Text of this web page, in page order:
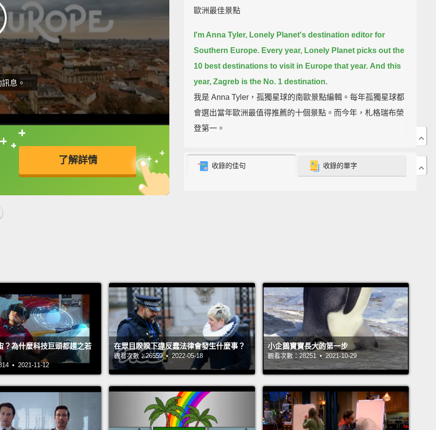
息。
了解詳情
接查字典喔！
英
歐洲最佳景點
I'm Anna Tyler, Lonely Planet's destination editor for
Southern Europe. Every year, Lonely Planet picks out the
10 best destinations to visit in Europe that year. And this
year, Zagreb is the No. 1 destination.
我是 Anna Tyler，孤獨星球的南歐景點編輯。每年孤獨星球都
會選出當年歐洲最值得推薦的十個景點。而今年，札格瑞布榮
登第一。
Most people who visit Croatia go to the coast.
lot of amazing cities, beaches, islands that everyone's
羅埃西亞除了沿海地區以外，還有更多值得一訪的景點。去年
札格瑞布發生了許多真的讓人很興奮的事情。一座新的機場航
廈開始啟用，那意味著會有更多班機能抵達這座城市。
Zagreb has developed an amazing Christmas-market
scene.
It's actually been voted Europe's best Christmas
札格瑞布已發展了很棒的聖誕市集商圈。它其實前兩年就連續
被票選為歐洲最棒的聖誕市集。
收錄的佳句 收錄的單字
？為什麼科技巨頭都趨之若
• 2021-11-12
在眾目睽睽下違反蠢法律會發生什麼事？
觀看次數：26559 • 2022-05-18
小企鵝寶寶長大的第一步
觀看次數：28251 • 2021-10-29